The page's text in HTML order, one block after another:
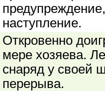
наступление.
Откровенно
мере хозяева.
снаряд у своей
перерыва.